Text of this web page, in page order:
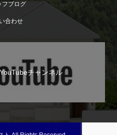
フブログ
合わせ
チャンネル